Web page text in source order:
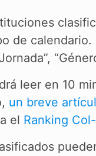
de
leer en 10
un breve
el Ranking